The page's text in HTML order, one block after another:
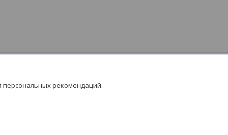
персональных рекомендаций.